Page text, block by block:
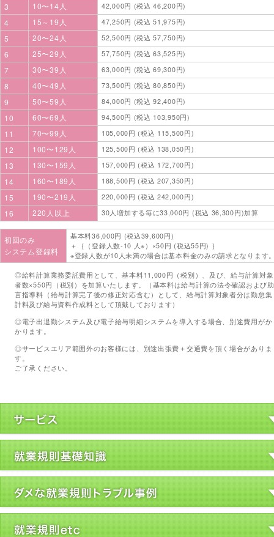
3 10〜14人 42,000円 (税込 46,200円)
4 15～19人 47,250円 (税込 51,975円)
5 20〜24人 52,500円 (税込 57,750円)
6 25〜29人 57,750円 (税込 63,525円)
7 30〜39人 63,000円 (税込 69,300円)
8 40〜49人 73,500円 (税込 80,850円)
9 50〜59人 84,000円 (税込 92,400円)
10 60〜69人 94,500円 (税込 103,950円)
11 70〜99人 105,000円 (税込 115,500円)
12 100〜129人 125,500円 (税込 138,050円)
13 130〜159人 157,000円 (税込 172,700円)
14 160〜189人 188,500円 (税込 207,350円)
15 190〜219人 220,000円 (税込 242,000円)
16 220人以上 30人増加する毎に33,000円 (税込 36,300円)加算
初回のみ
システム登録料
基本料36,000円 (税込39,600円)
＋｛（登録人数‐10 人※）×50円 (税込55円) ｝
※登録人数が10人未満の場合は基本料金のみの請求となります
◎給料計算業務委託費用として、基本料11,000円（税別）、及び、給与計算対象
者数×550円（税別）を加算いたします。（基本料は給与計算の法令確認および助
言指導料（給与計算完了後の修正対応含む）として、給与計算対象者分は勤怠集
計料及び給与資料作成料として頂戴しております）
◎電子出退勤システム及び電子給与明細システムを導入する場合、別途費用がか
かります。
◎サービスエリア範囲外のお客様には、別途出張費＋交通費を頂く場合がありま
す。
ご了承ください。